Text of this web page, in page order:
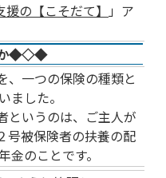
の【こそだて】 」ア
か◆◇◆
、一つの保険の種類と
ました。
というのは、ご主人が
号被保険者の扶養の配
金のことです。